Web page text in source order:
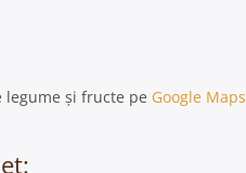
legume și fructe pe Google Maps